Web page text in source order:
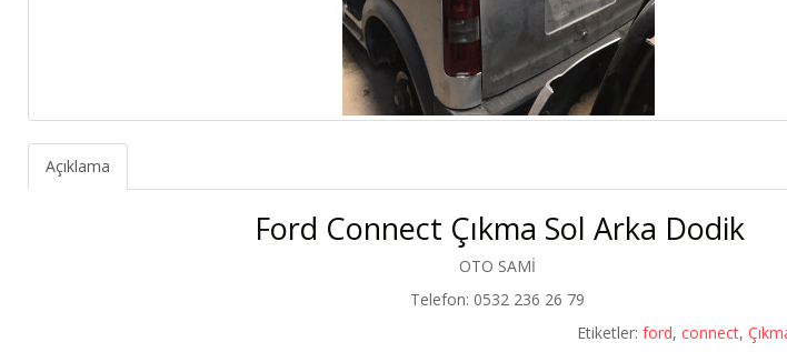
Açıklama
Ford Connect Çıkma Sol Arka Dodik
OTO SAMİ
Telefon: 0532 236 26 79
Etiketler: ford, connect,